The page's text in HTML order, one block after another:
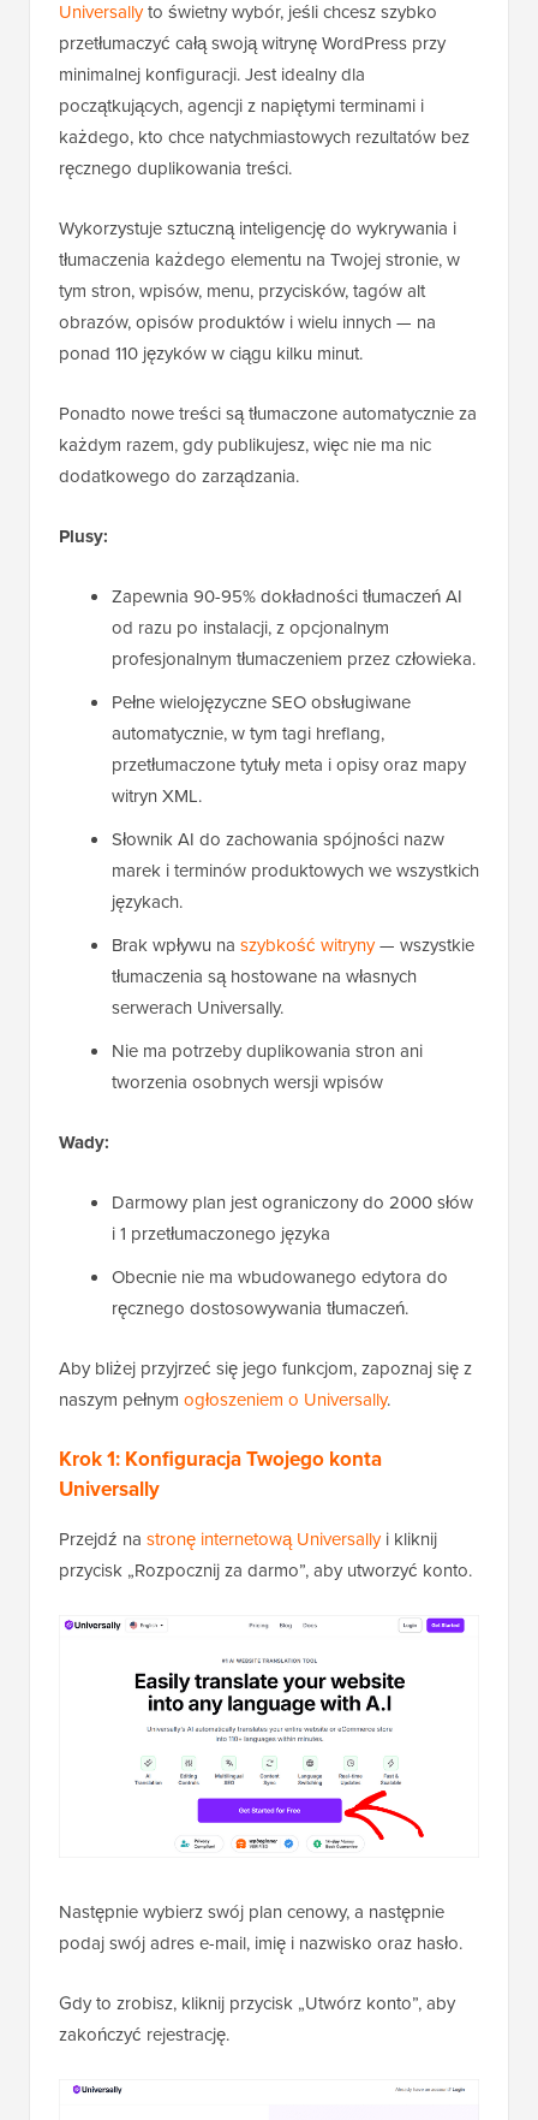
Universallyto świetny wybór, jeśli chcesz szybko
przetłumaczyć całą swoją witrynę WordPress przy
minimalnej konfiguracji. Jest idealny dla
początkujących, agencji z napiętymi terminami i
każdego, kto chce natychmiastowych rezultatów bez
ręcznego duplikowania treści.
Wykorzystuje sztuczną inteligencję do wykrywania i
tłumaczenia każdego elementu na Twojej stronie, w
tym stron, wpisów, menu, przycisków, tagów alt
obrazów, opisów produktów i wielu innych — na
ponad 110 języków w ciągu kilku minut.
Ponadto nowe treści są tłumaczone automatycznie za
każdym razem, gdy publikujesz, więc nie ma nic
dodatkowego do zarządzania.
Plusy:
Zapewnia 90-95% dokładności tłumaczeń AI
od razu po instalacji, z opcjonalnym
profesjonalnym tłumaczeniem przez człowieka.
Pełne wielojęzyczne SEO obsługiwane
automatycznie, w tym tagi hreflang,
przetłumaczone tytuły meta i opisy oraz mapy
witryn XML.
Słownik AI do zachowania spójności nazw
marek i terminów produktowych we wszystkich
językach.
Brak wpływu na szybkość witryny— wszystkie
tłumaczenia są hostowane na własnych
serwerach Universally.
Nie ma potrzeby duplikowania stron ani
tworzenia osobnych wersji wpisów
Wady:
Darmowy plan jest ograniczony do 2000 słów
i 1 przetłumaczonego języka
Obecnie nie ma wbudowanego edytora do
ręcznego dostosowywania tłumaczeń.
Aby bliżej przyjrzeć się jego funkcjom, zapoznaj się z
naszym pełnym ogłoszeniem o Universally.
Krok 1: Konfiguracja Twojego konta
Universally
Przejdź na stronę internetową Universallyi kliknij
przycisk „Rozpocznij za darmo”, aby utworzyć konto.
Następnie wybierz swój plan cenowy, a następnie
podaj swój adres e-mail, imię i nazwisko oraz hasło.
Gdy to zrobisz, kliknij przycisk „Utwórz konto”, aby
zakończyć rejestrację.